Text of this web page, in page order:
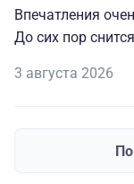
Впечатления
До сих пор
3 августа 2026